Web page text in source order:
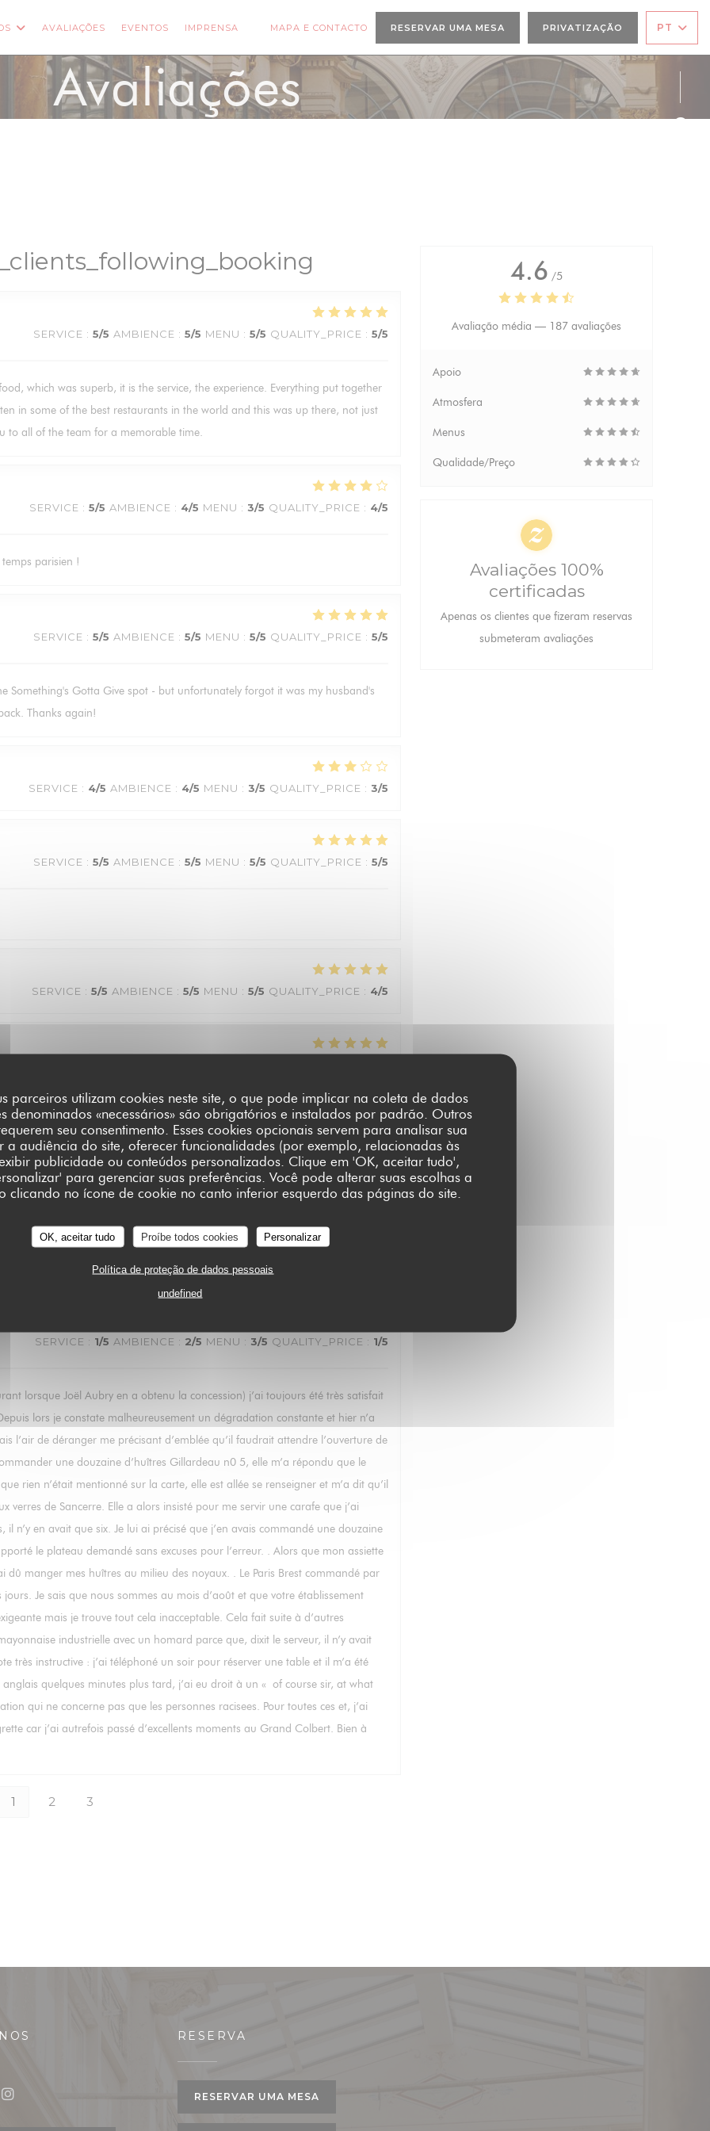
parceiros utilizam cookies neste site, o que pode implicar na coleta de dados
denominados «necessários» são obrigatórios e instalados por padrão. Outros
seu consentimento. Esses cookies opcionais servem para analisar sua
a audiência do site, oferecer funcionalidades (por exemplo, relacionadas às
publicidade ou conteúdos personalizados. Clique em 'OK, aceitar tudo',
para gerenciar suas preferências. Você pode alterar suas escolhas a
clicando no ícone de cookie no canto inferior esquerdo das páginas do site.
OK, aceitar tudo Proíbe todos cookies Personalizar
Política de proteção de dados pessoais
undefined
AVALIAÇÕES EVENTOS IMPRENSA
NUMA NOVA JANELA))
MAPA E CONTACTO RESERVAR UMA MESA PRIVATIZAÇÃO PT
Avaliações
SERVICE : 5/5 AMBIENCE : 5/5 MENU : 5/5 QUALITY_PRICE : 5/5
which was superb, it is the service, the experience. Everything put together
in some of the best restaurants in the world and this was up there, not just
to all of the team for a memorable time.
SERVICE : 5/5 AMBIENCE : 4/5 MENU : 3/5 QUALITY_PRICE : 4/5
parisien !
SERVICE : 5/5 AMBIENCE : 5/5 MENU : 5/5 QUALITY_PRICE : 5/5
Something's Gotta Give spot - but unfortunately forgot it was my husband's
Thanks again!
SERVICE : 4/5 AMBIENCE : 4/5 MENU : 3/5 QUALITY_PRICE : 3/5
SERVICE : 5/5 AMBIENCE : 5/5 MENU : 5/5 QUALITY_PRICE : 5/5
SERVICE : 5/5 AMBIENCE : 5/5 MENU : 5/5 QUALITY_PRICE : 4/5
SERVICE : 4 /5 AMBIENCE : 4/5 MENU: 5 /5 QUALITY_PRICE : 4/5
service.
SERVICE : 1/5 AMBIENCE : 2/5 MENU : 3/5 QUALITY_PRICE : 1/5
lorsque Joël Aubry en a obtenu la concession) j’ai toujours été très satisfait
lors je constate malheureusement un dégradation constante et hier n’a
l’air de déranger me précisant d’emblée qu’il faudrait attendre l’ouverture de
une douzaine d’huîtres Gillardeau n0 5, elle m’a répondu que le
rien n’était mentionné sur la carte, elle est allée se renseigner et m’a dit qu’il
verres de Sancerre. Elle a alors insisté pour me servir une carafe que j’ai
n’y en avait que six. Je lui ai précisé que j’en avais commandé une douzaine
le plateau demandé sans excuses pour l’erreur. . Alors que mon assiette
dû manger mes huîtres au milieu des noyaux. . Le Paris Brest commandé par
Je sais que nous sommes au mois d’août et que votre établissement
mais je trouve tout cela inacceptable. Cela fait suite à d’autres
industrielle avec un homard parce que, dixit le serveur, il n’y avait
très instructive : j’ai téléphoné un soir pour réserver une table et il m’a été
quelques minutes plus tard, j’ai eu droit à un « of course sir, at what
qui ne concerne pas que les personnes racisees. Pour toutes ces et, j’ai
car j’ai autrefois passé d’excellents moments au Grand Colbert. Bien à
1 2 3
4.6 /5
Avaliação média — 187 avaliações
Apoio
Atmosfera
Menus
Qualidade/Preço
Avaliações 100%
certificadas
Apenas os clientes que fizeram reservas
submeteram avaliações
RESERVA
RESERVAR UMA MESA